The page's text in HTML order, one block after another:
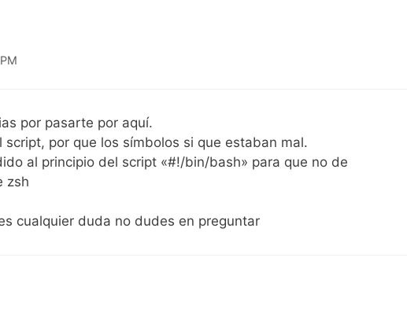
por pasarte por aquí.
script, por que los símbolos si que estaban mal.
al principio del script «#!/bin/bash» para que no de
zsh
cualquier duda no dudes en preguntar